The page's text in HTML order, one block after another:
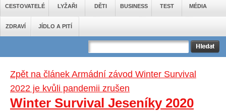
CESTOVATELÉ LYŽAŘI DĚTI BUSINESS TEST MÉDIA
ZDRAVÍ JÍDLO A PITÍ
Zpět na článek Armádní závod Winter Survival
2022 je kvůli pandemii zrušen
Winter Survival Jeseníky 2020